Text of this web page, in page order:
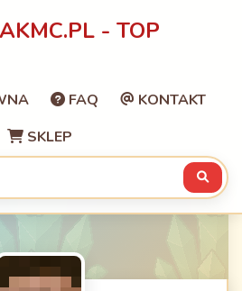
- TOP
FAQ
KONTAKT
SKLEP